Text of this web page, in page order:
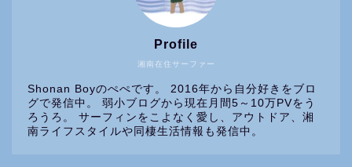
湘南在住サーファー
Profile
Shonan Boyのぺぺです。 2016年から自分好きをブロ
グで発信中。 弱小ブログから現在月間5～10万PVをう
ろうろ。 サーフィンをこよなく愛し、アウトドア、湘
南ライフスタイルや同棲生活情報も発信中。